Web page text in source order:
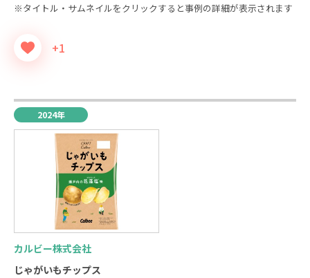
※タイトル・サムネイルをクリックすると事例の詳細が表示されます
+1
2024年
カルビー株式会社
じゃがいもチップス